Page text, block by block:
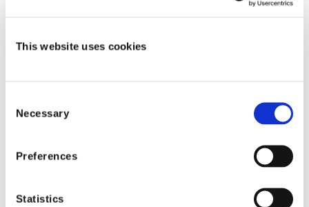
This website uses cookies
Selection
Necessary
Preferences
Statistics
るすべての請求を (過去と現在の両方について) 集
いた場合に見落とされてしまって保険機関が数百
す。医療保険では、フォルダー、静的文書、スプ
レッドシートを使用してケースを管理するのでは
し、すべての請求アクティビティと更新を追跡
するケース ワークフロー ソリューションを実装す